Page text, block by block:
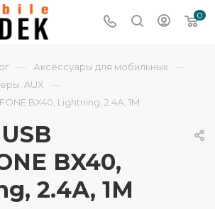
0
— Аксессуары для мобильных —
AUX —
BX40, Lightning, 2.4А, 1M
BX40,
2.4А, 1M